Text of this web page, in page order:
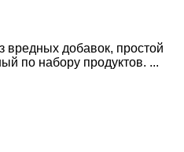
вредных добавок, простой
по набору продуктов. ...